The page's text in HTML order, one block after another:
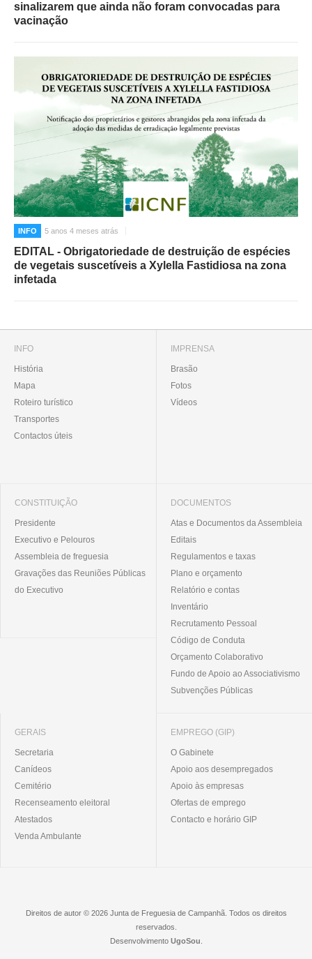
sinalizarem que ainda não foram convocadas para
vacinação
INFO 5 anos 4 meses atrás
EDITAL - Obrigatoriedade de destruição de espécies
de vegetais suscetíveis a Xylella Fastidiosa na zona
infetada
INFO
História
Mapa
Roteiro turístico
Transportes
Contactos úteis
IMPRENSA
Brasão
Fotos
Vídeos
CONSTITUIÇÃO
Presidente
Executivo e Pelouros
Assembleia de freguesia
Gravações das Reuniões Públicas
do Executivo
DOCUMENTOS
Atas e Documentos da Assembleia
Editais
Regulamentos e taxas
Plano e orçamento
Relatório e contas
Inventário
Recrutamento Pessoal
Código de Conduta
Orçamento Colaborativo
Fundo de Apoio ao Associativismo
Subvenções Públicas
GERAIS
Secretaria
Canídeos
Cemitério
Recenseamento eleitoral
Atestados
Venda Ambulante
EMPREGO (GIP)
O Gabinete
Apoio aos desempregados
Apoio às empresas
Ofertas de emprego
Contacto e horário GIP
Direitos de autor © 2026 Junta de Freguesia de Campanhã. Todos os direitos
reservados.
Desenvolvimento UgoSou